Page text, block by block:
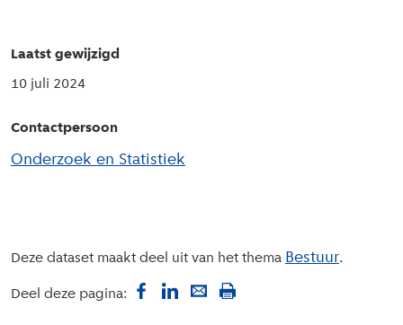
Laatst gewijzigd
10 juli 2024
Contactpersoon
Onderzoek en Statistiek
Deze dataset maakt deel uit van het thema Bestuur
Deel deze pagina: